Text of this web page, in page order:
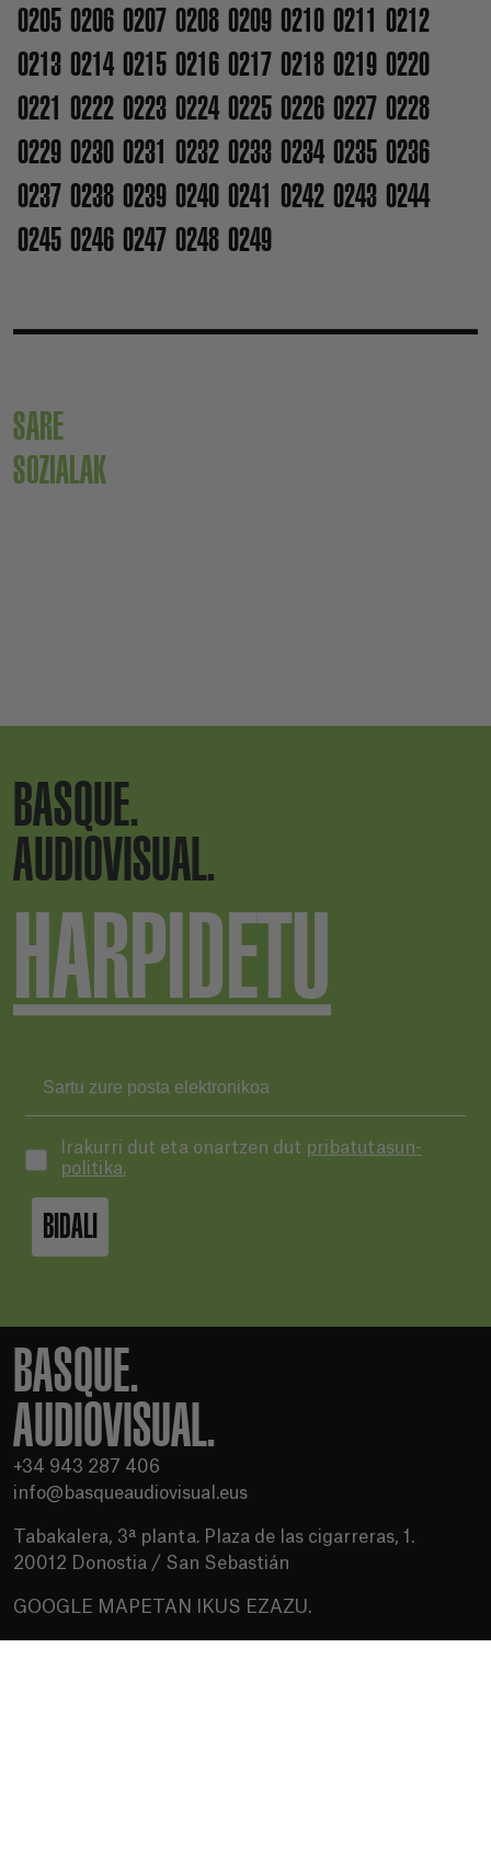
0205 0206 0207 0208 0209 0210 0211 0212
0213 0214 0215 0216 0217 0218 0219 0220
0221 0222 0223 0224 0225 0226 0227 0228
0229 0230 0231 0232 0233 0234 0235 0236
0237 0238 0239 0240 0241 0242 0243 0244
0245 0246 0247 0248 0249
SARE
SOZIALAK
BASQUE.
AUDIOVISUAL.
HARPIDETU
Irakurri dut eta onartzen dut pribatutasun-
politika.
BIDALI
BASQUE.
AUDIOVISUAL.
+34 943 287 406
info@basqueaudiovisual.eus
Tabakalera, 3ª planta. Plaza de las cigarreras, 1.
20012 Donostia / San Sebastián
GOOGLE MAPETAN IKUS EZAZU.